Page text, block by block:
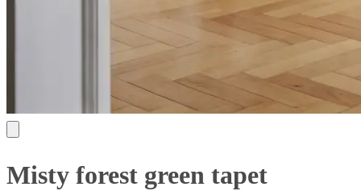
Misty forest green tapet